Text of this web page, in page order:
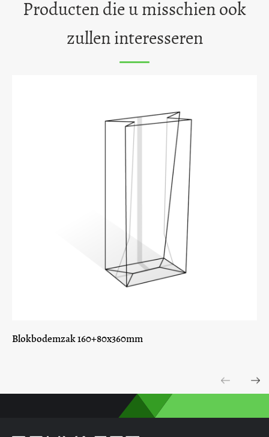
Producten die u misschien ook
zullen interesseren
Blokbodemzak 160+80x360mm